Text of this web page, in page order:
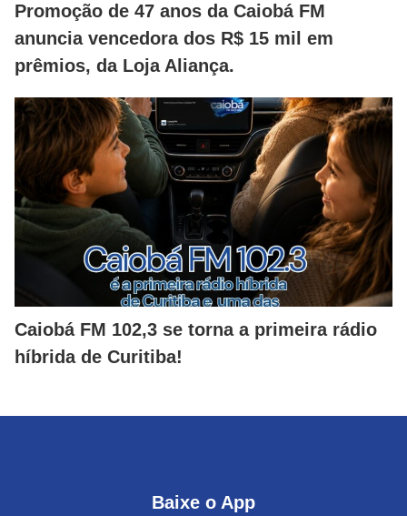
Promoção de 47 anos da Caiobá FM
anuncia vencedora dos R$ 15 mil em
prêmios, da Loja Aliança.
Caiobá FM 102,3 se torna a primeira rádio
híbrida de Curitiba!
Baixe o App